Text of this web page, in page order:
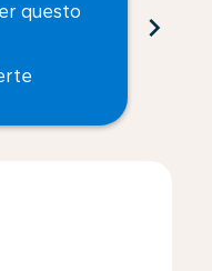
questo
chevron_right